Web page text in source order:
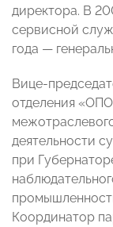
директора. В
сервисной
года —
Вице-
отделения
деятельности
при
Координатор